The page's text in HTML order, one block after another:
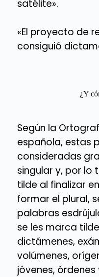
satélite».
«El proyecto de
consiguió
¿Y
Según la
española, estas
consideradas
singular y, por lo
tilde al finalizar
formar el plural,
palabras
se les marca
dictámenes,
volúmenes,
jóvenes,